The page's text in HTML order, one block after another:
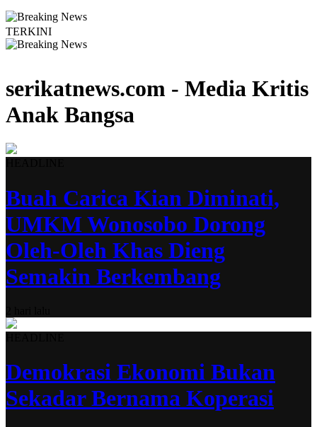
TERKINI
serikatnews.com - Media Kritis
Anak Bangsa
Buah Carica Kian Diminati,
UMKM Wonosobo Dorong
Oleh-Oleh Khas Dieng
Semakin Berkembang
Demokrasi Ekonomi Bukan
Sekadar Bernama Koperasi